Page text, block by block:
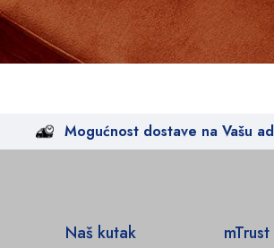
Mogućnost dostave na Vašu
Naš kutak mTrust